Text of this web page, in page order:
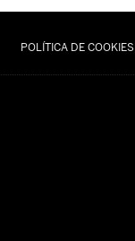
POLÍTICA DE COOKIES